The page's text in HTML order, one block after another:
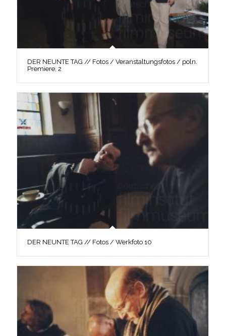
DER NEUNTE TAG // Fotos / Veranstaltungsfotos / poln.
Premiere, 2
DER NEUNTE TAG // Fotos / Werkfoto 10